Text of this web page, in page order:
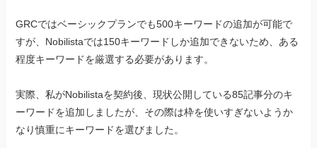
GRCではベーシックプランでも500キーワードの追加が可能で
すが、Nobilistaでは150キーワードしか追加できないため、ある
程度キーワードを厳選する必要があります。
実際、私がNobilistaを契約後、現状公開している85記事分のキ
ーワードを追加しましたが、その際は枠を使いすぎないようか
なり慎重にキーワードを選びました。